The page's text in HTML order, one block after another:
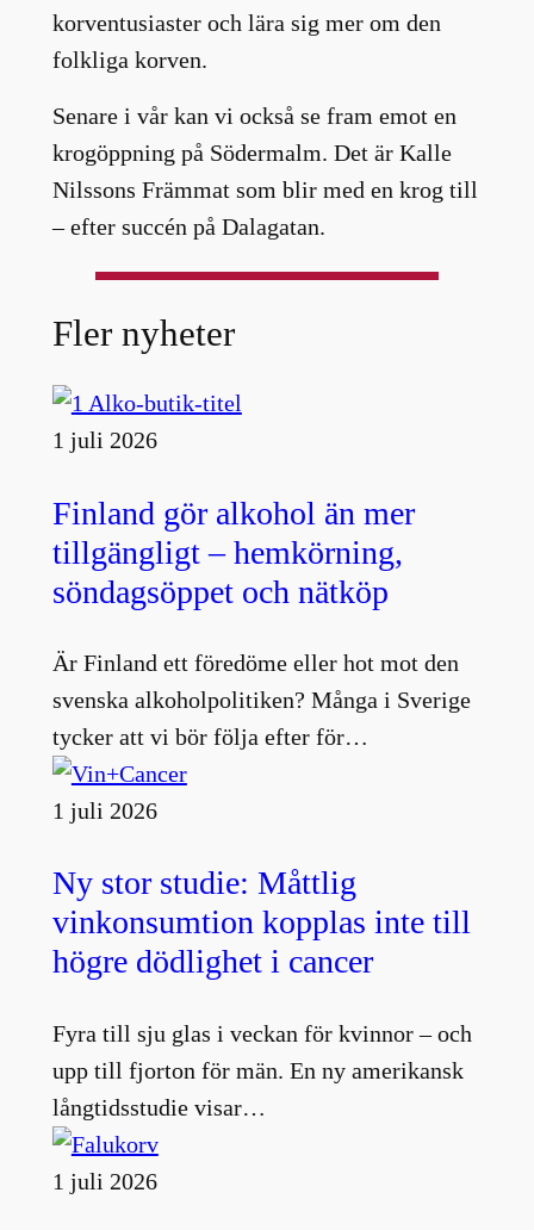
korventusiaster och lära sig mer om den
folkliga korven.
Senare i vår kan vi också se fram emot en
krogöppning på Södermalm. Det är Kalle
Nilssons Främmat som blir med en krog till
– efter succén på Dalagatan.
Fler nyheter
1 juli 2026
Finland gör alkohol än mer
tillgängligt – hemkörning,
söndagsöppet och nätköp
Är Finland ett föredöme eller hot mot den
svenska alkoholpolitiken? Många i Sverige
tycker att vi bör följa efter för…
1 juli 2026
Ny stor studie: Måttlig
vinkonsumtion kopplas inte till
högre dödlighet i cancer
Fyra till sju glas i veckan för kvinnor – och
upp till fjorton för män. En ny amerikansk
långtidsstudie visar…
1 juli 2026